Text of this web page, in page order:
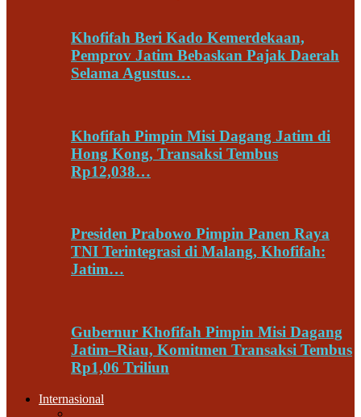
Khofifah Beri Kado Kemerdekaan,
Pemprov Jatim Bebaskan Pajak Daerah
Selama Agustus…
Khofifah Pimpin Misi Dagang Jatim di
Hong Kong, Transaksi Tembus
Rp12,038…
Presiden Prabowo Pimpin Panen Raya
TNI Terintegrasi di Malang, Khofifah:
Jatim…
Gubernur Khofifah Pimpin Misi Dagang
Jatim–Riau, Komitmen Transaksi Tembus
Rp1,06 Triliun
Internasional